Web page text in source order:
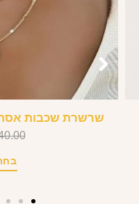
שרשרת שכבות